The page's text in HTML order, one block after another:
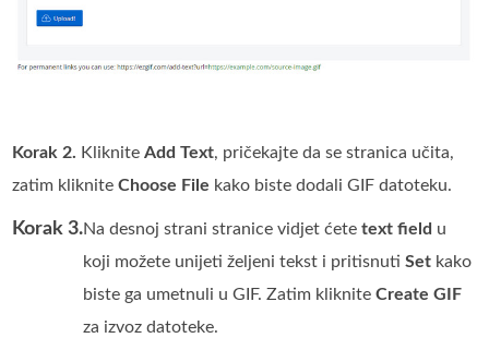
Korak 2. KlikniteAdd Text, pričekajte da se stranica učita,
zatim klikniteChoose File kako biste dodali GIF datoteku.
Korak 3.Na desnoj strani stranice vidjet ćetetext field u
koji možete unijeti željeni tekst i pritisnutiSet kako
biste ga umetnuli u GIF. Zatim klikniteCreate GIF
za izvoz datoteke.